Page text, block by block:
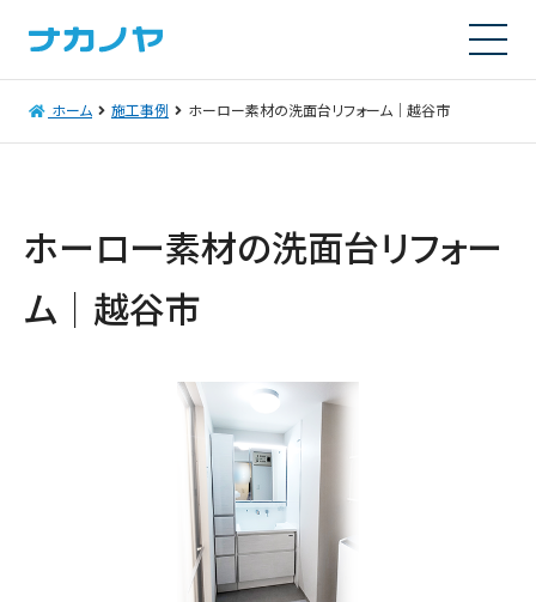
ホーム 施工事例 ホーロー素材の洗面台リフォーム｜越谷市
ホーロー素材の洗面台リフォー
ム｜越谷市